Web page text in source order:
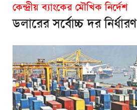
কেন্দ্রীয় ব্যাংকের মৌখিক নির্দেশ
ডলারের সর্বোচ্চ দর নির্ধারণ